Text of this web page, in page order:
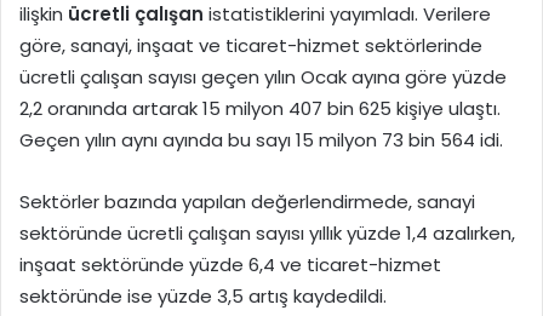
ilişkin ücretli çalışan istatistiklerini yayımladı. Verilere
göre, sanayi, inşaat ve ticaret-hizmet sektörlerinde
ücretli çalışan sayısı geçen yılın Ocak ayına göre yüzde
2,2 oranında artarak 15 milyon 407 bin 625 kişiye ulaştı.
Geçen yılın aynı ayında bu sayı 15 milyon 73 bin 564 idi.
Sektörler bazında yapılan değerlendirmede, sanayi
sektöründe ücretli çalışan sayısı yıllık yüzde 1,4 azalırken,
inşaat sektöründe yüzde 6,4 ve ticaret-hizmet
sektöründe ise yüzde 3,5 artış kaydedildi.